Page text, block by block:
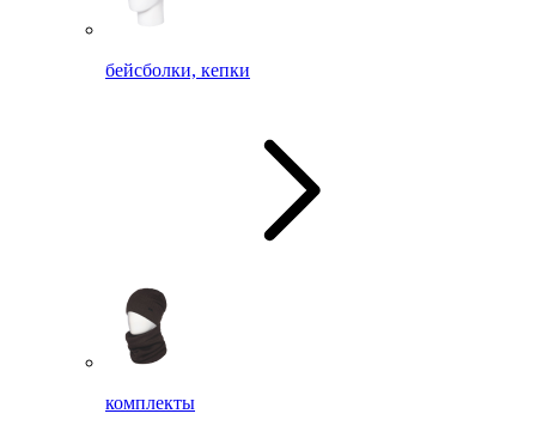
бейсболки, кепки
комплекты